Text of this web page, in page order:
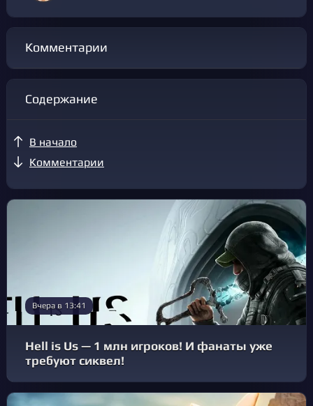
Комментарии
Содержание
В начало
Комментарии
Вчера в 13:41
Hell is Us — 1 млн игроков! И фанаты уже
требуют сиквел!